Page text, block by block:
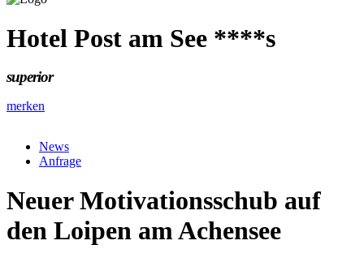
Hotel Post am See ****s
superior
merken
News
Anfrage
Neuer Motivationsschub auf
den Loipen am Achensee